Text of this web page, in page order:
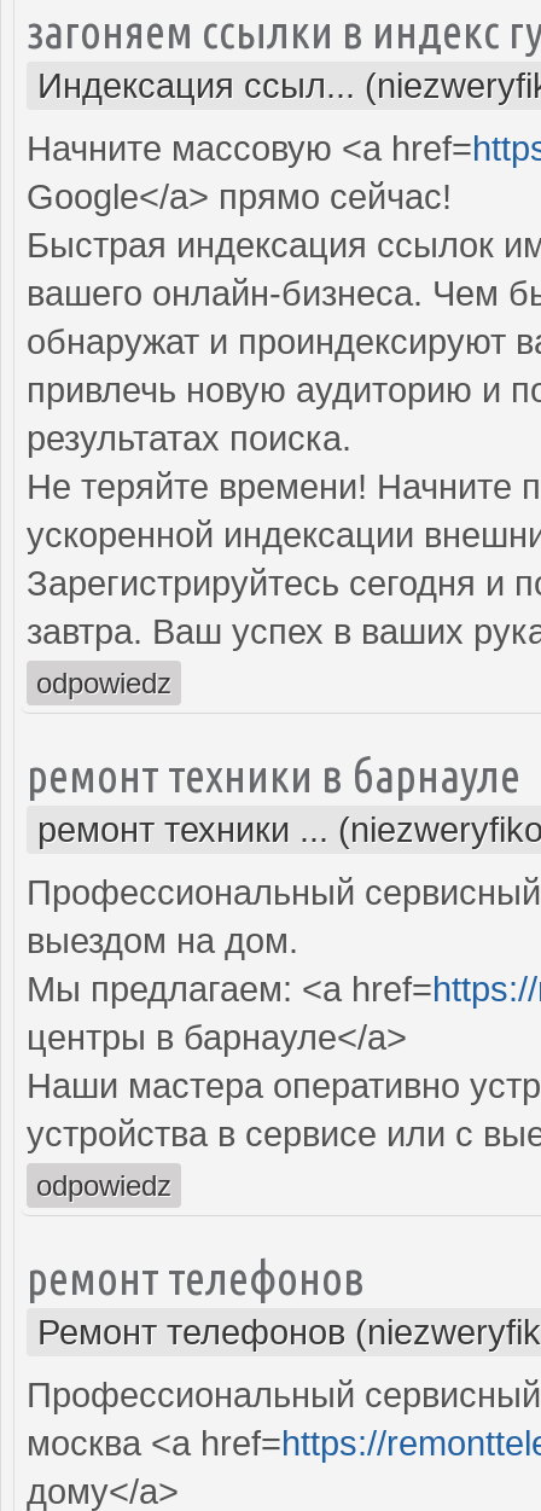
загоняем ссылки в индекс
Индексация ссыл...
Начните массовую <a href=
Google</a> прямо cейчас!
Быстрая индексация ссылок
вашего онлайн-бизнеса. Чем
обнаружат и проиндексируют
привлечь новую аудиторию и
результатах поиска.
Не теряйте времени! Начните
ускоренной индексации
Зарегистрируйтесь сегодня и
завтра. Ваш успех в ваших
odpowiedz
ремонт техники в барнауле
ремонт техники ...
Профессиональный
выездом на дом.
Мы предлагаем: <a href=
центры в барнауле</a>
Наши мастера оперативно
устройства в сервисе или с
odpowiedz
ремонт телефонов
Ремонт телефонов
Профессиональный
москва <a href=https://
дому</a>